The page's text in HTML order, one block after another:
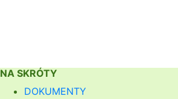
NA SKRÓTY
DOKUMENTY